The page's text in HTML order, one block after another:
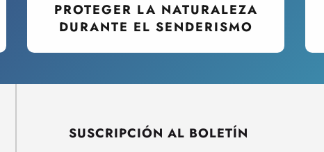
PROTEGER LA NATURALEZA
DURANTE EL SENDERISMO
SUSCRIPCIÓN AL BOLETÍN